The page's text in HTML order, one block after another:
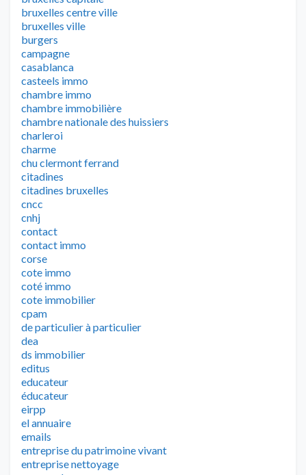
bruxelles centre ville
bruxelles ville
burgers
campagne
casablanca
casteels immo
chambre immo
chambre immobilière
chambre nationale des huissiers
charleroi
charme
chu clermont ferrand
citadines
citadines bruxelles
cncc
cnhj
contact
contact immo
corse
cote immo
coté immo
cote immobilier
cpam
de particulier à particulier
dea
ds immobilier
editus
educateur
éducateur
eirpp
el annuaire
emails
entreprise du patrimoine vivant
entreprise nettoyage